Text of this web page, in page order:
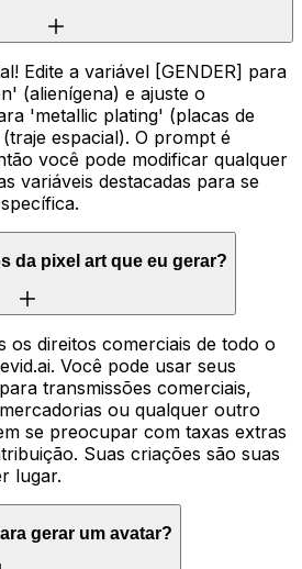
Edite a variável [GENDER] para
(alienígena) e ajuste o
'metallic plating' (placas de
espacial). O prompt é
você pode modificar qualquer
variáveis destacadas para se
da pixel art que eu gerar?
os direitos comerciais de todo o
Você pode usar seus
transmissões comerciais,
ou qualquer outro
se preocupar com taxas extras
Suas criações são suas
lugar.
gerar um avatar?